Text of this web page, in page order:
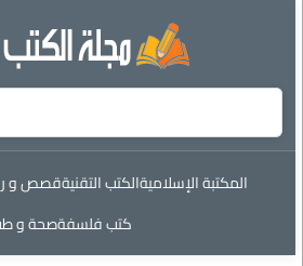
المكتبة الإسلاميةالكتب التقنيةقصص و
كتب فلسفةصحة و